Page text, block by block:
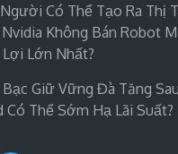
Có Thể Tạo Ra Thị
Nvidia Không Bán Robot
Lớn Nhất?
Bạc Giữ Vững Đà Tăng
Có Thể Sớm Hạ Lãi Suất?